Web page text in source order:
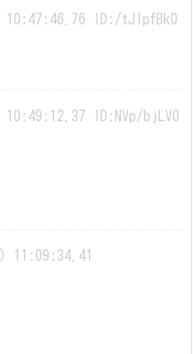
10:47:46.76 ID:/tJIpfBk0
ID:NVp/bjLV0
11:09:34.41